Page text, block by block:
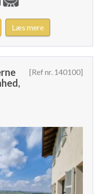
Læs mere
[Ref nr. 140100]